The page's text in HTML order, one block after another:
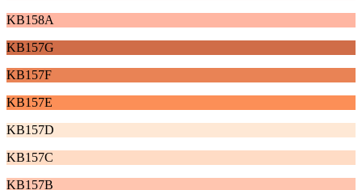
KB158A
KB157G
KB157F
KB157E
KB157D
KB157C
KB157B